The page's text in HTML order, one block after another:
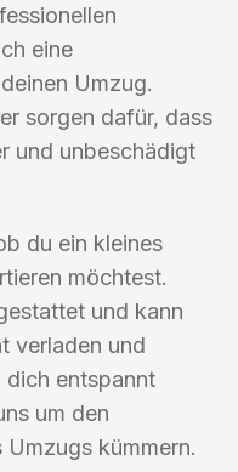
eine
Umzug.
sorgen dafür, dass
und unbeschädigt
du ein kleines
möchtest.
und kann
verladen und
dich entspannt
um den
kümmern.